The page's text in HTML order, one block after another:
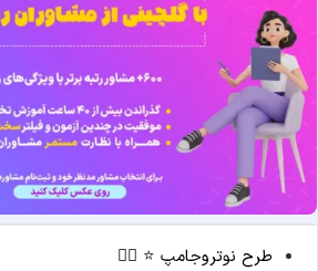
طرح نوتروجامپ ⭐ 🏃‍♀️